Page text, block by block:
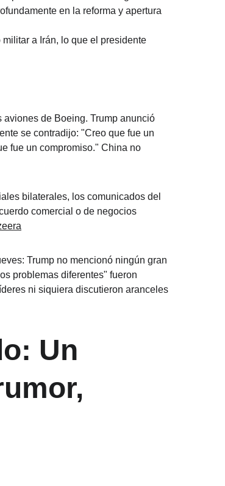
en la reforma y apertura
a Irán, lo que el presidente
de Boeing. Trump anunció
se contradijo: "Creo que fue un
fue un compromiso." China no
bilaterales, los comunicados del
comercial o de negocios
Trump no mencionó ningún gran
problemas diferentes" fueron
ni siquiera discutieron aranceles
Un